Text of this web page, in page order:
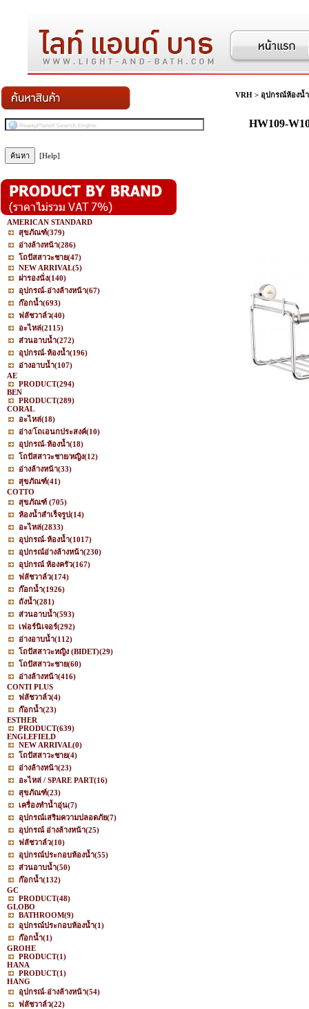
[Help]
AMERICAN STANDARD
สุขภัณฑ์(379)
อ่างล้างหน้า(286)
โถปัสสาวะชาย(47)
NEW ARRIVAL(5)
ฝารองนั่ง(140)
อุปกรณ์-อ่างล้างหน้า(67)
ก๊อกน้ำ(693)
ฟลัชวาล์ว(40)
อะไหล่(2115)
ส่วนอาบน้ำ(272)
อุปกรณ์-ห้องน้ำ(196)
อ่างอาบน้ำ(107)
AE
PRODUCT(294)
BEN
PRODUCT(289)
CORAL
อะไหล่(18)
อ่าง/โถเอนกประสงค์(10)
อุปกรณ์-ห้องน้ำ(18)
โถปัสสาวะชาย/หญิง(12)
อ่างล้างหน้า(33)
สุขภัณฑ์(41)
COTTO
สุขภัณฑ์ (705)
ห้องน้ำสำเร็จรูป(14)
อะไหล่(2833)
อุปกรณ์-ห้องน้ำ(1017)
อุปกรณ์อ่างล้างหน้า(230)
อุปกรณ์ ห้องครัว(167)
ฟลัชวาล์ว(174)
ก๊อกน้ำ(1926)
ถังน้ำ(281)
ส่วนอาบน้ำ(593)
เฟอร์นิเจอร์(292)
อ่างอาบน้ำ(112)
โถปัสสาวะหญิง (BIDET)(29)
โถปัสสาวะชาย(60)
อ่างล้างหน้า(416)
CONTI PLUS
ฟลัชวาล์ว(4)
ก๊อกน้ำ(23)
ESTHER
PRODUCT(639)
ENGLEFIELD
NEW ARRIVAL(0)
โถปัสสาวะชาย(4)
อ่างล้างหน้า(23)
อะไหล่ / SPARE PART(16)
สุขภัณฑ์(23)
เครื่องทำน้ำอุ่น(7)
อุปกรณ์เสริมความปลอดภัย(7)
อุปกรณ์ อ่างล้างหน้า(25)
ฟลัชวาล์ว(10)
อุปกรณ์ประกอบห้องน้ำ(55)
ส่วนอาบน้ำ(50)
ก๊อกน้ำ(132)
GC
PRODUCT(48)
GLOBO
BATHROOM(9)
อุปกรณ์ประกอบห้องน้ำ(1)
ก๊อกน้ำ(1)
GROHE
PRODUCT(1)
HANA
PRODUCT(1)
HANG
อุปกรณ์-อ่างล้างหน้า(54)
ฟลัชวาล์ว(22)
VRH > อุปกรณ์ห้องน้ำ
HW109-